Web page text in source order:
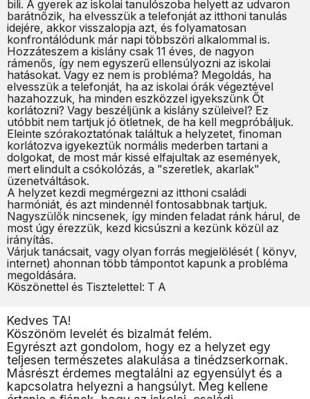
bili. A gyerek az iskolai tanulószoba helyett az udvaron
barátnőzik, ha elvesszük a telefonját az itthoni tanulás
idejére, akkor visszalopja azt, és folyamatosan
konfrontálódunk már napi többszöri alkalommal is.
Hozzáteszem a kislány csak 11 éves, de nagyon
rámenős, így nem egyszerű ellensúlyozni az iskolai
hatásokat. Vagy ez nem is probléma? Megoldás, ha
elvesszük a telefonját, ha az iskolai órák végeztével
hazahozzuk, ha minden eszközzel igyekszünk Őt
korlátozni? Vagy beszéljünk a kislány szüleivel? Ez
utóbbit nem tartjuk jó ötletnek, de ha kell megpróbáljuk.
Eleinte szórakoztatónak találtuk a helyzetet, finoman
korlátozva igyekeztük normális mederben tartani a
dolgokat, de most már kissé elfajultak az események,
mert elindult a csókolózás, a "szeretlek, akarlak"
üzenetváltások.
A helyzet kezdi megmérgezni az itthoni családi
harmóniát, és azt mindennél fontosabbnak tartjuk.
Nagyszülők nincsenek, így minden feladat ránk hárul, de
most úgy érezzük, kezd kicsúszni a kezünk közül az
irányítás.
Várjuk tanácsait, vagy olyan forrás megjelölését ( könyv,
internet) ahonnan több támpontot kapunk a probléma
megoldására.
Köszönettel és Tisztelettel: T A
Kedves TA!
Köszönöm levelét és bizalmát felém.
Egyrészt azt gondolom, hogy ez a helyzet egy
teljesen természetes alakulása a tinédzserkornak.
Másrészt érdemes megtalálni az egyensúlyt és a
kapcsolatra helyezni a hangsúlyt. Meg kellene